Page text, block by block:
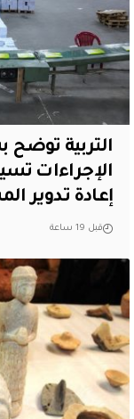
التربية توضح
الإجراءات
إعادة تدوير
قبل 19 ساعة